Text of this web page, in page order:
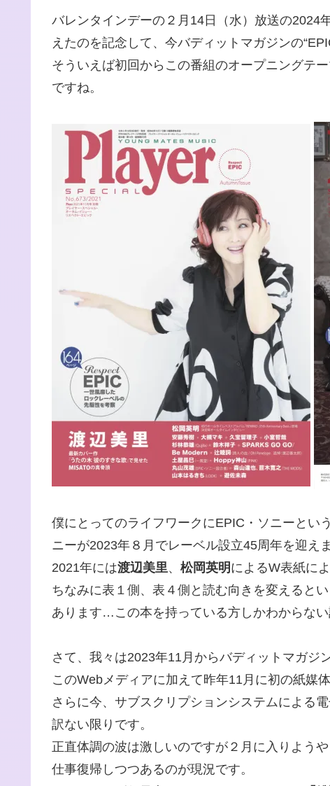
バレンタインデーの２月14日（水）放送の2024
えたのを記念して、今バディットマガジンの
そういえば初回からこの番組のオープニングテ
ですね。
僕にとってのライフワークにEPIC・ソニーとい
ニーが2023年８月でレーベル設立45周年を迎えま
2021年には渡辺美里、 松岡英明 によるW表紙に
ちなみに表１側、表４側と読む向きを変えると
あります…この本を持っている方しかわからない
さて、我々は2023年11月からバディットマガジ
このWebメディアに加えて昨年11月に初の紙媒体
さらに今、サブスクリプションシステムによる
訳ない限りです。
正直体調の波は激しいのですが２月に入りよう
仕事復帰しつつあるのが現況です。